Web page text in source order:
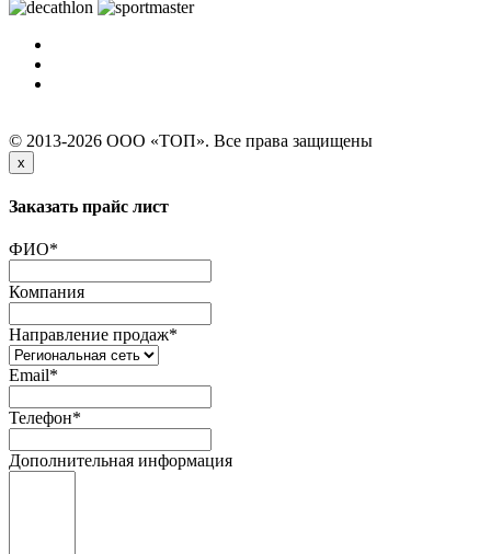
© 2013-2026 ООО «ТОП». Все права защищены
x
Заказать прайс лист
ФИО*
Компания
Направление продаж*
Email*
Телефон*
Дополнительная информация